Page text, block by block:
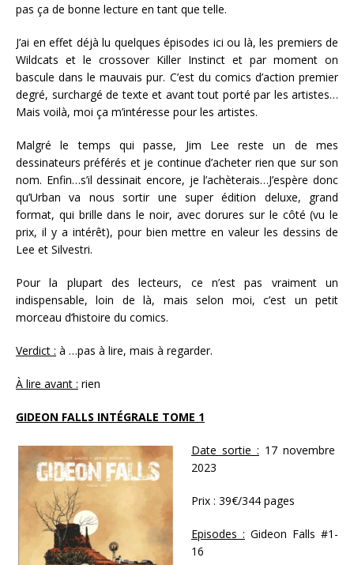
pas ça de bonne lecture en tant que telle.
J’ai en effet déjà lu quelques épisodes ici ou là, les premiers de
Wildcats et le crossover Killer Instinct et par moment on
bascule dans le mauvais pur. C’est du comics d’action premier
degré, surchargé de texte et avant tout porté par les artistes…
Mais voilà, moi ça m’intéresse pour les artistes.
Malgré le temps qui passe, Jim Lee reste un de mes
dessinateurs préférés et je continue d’acheter rien que sur son
nom. Enfin…s’il dessinait encore, je l’achèterais…J’espère donc
qu’Urban va nous sortir une super édition deluxe, grand
format, qui brille dans le noir, avec dorures sur le côté (vu le
prix, il y a intérêt), pour bien mettre en valeur les dessins de
Lee et Silvestri.
Pour la plupart des lecteurs, ce n’est pas vraiment un
indispensable, loin de là, mais selon moi, c’est un petit
morceau d’histoire du comics.
Verdict : à …pas à lire, mais à regarder.
À lire avant : rien
GIDEON FALLS INTÉGRALE TOME 1
Date sortie : 17 novembre
2023
Prix : 39€/344 pages
Episodes : Gideon Falls #1-
16